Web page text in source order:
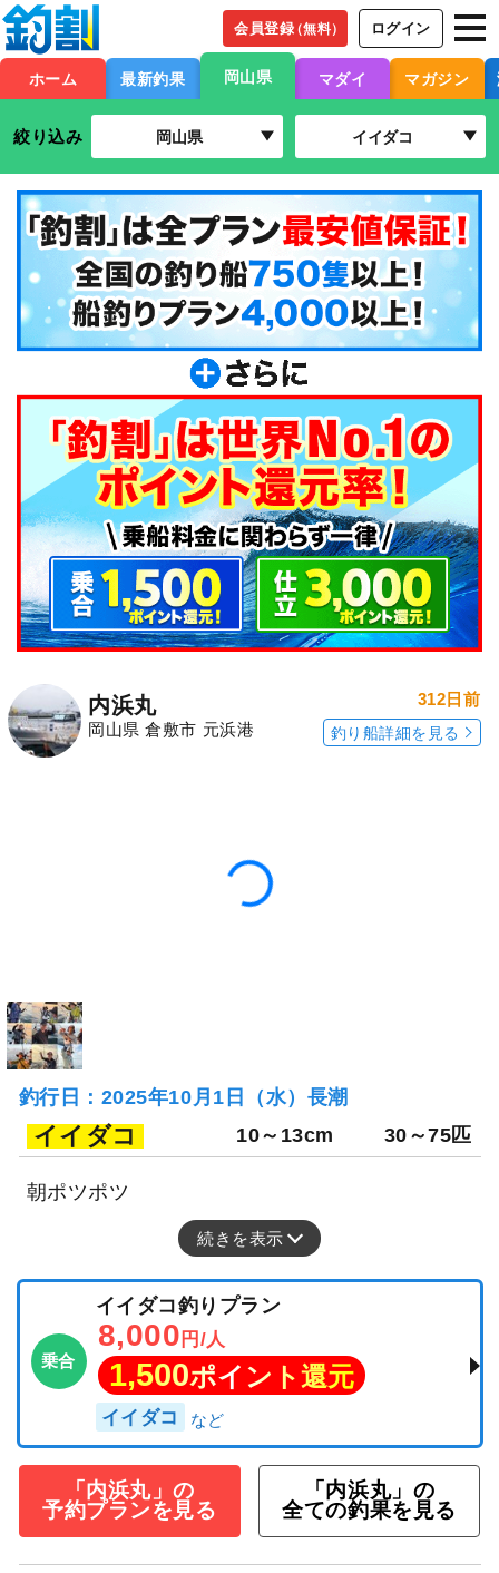
会員登録（無料） ログイン
ホーム 最新釣果 岡山県 マダイ マガジン
絞り込み 岡山県 イイダコ
内浜丸
岡山県 倉敷市 元浜港
312日前
釣り船詳細を見る
釣行日：2025年10月1日（水）長潮
イイダコ 10～13cm 30～75匹
朝ポツポツ
続きを表示
乗合
イイダコ釣りプラン
8,000 円/人
1,500ポイント還元
イイダコ
「内浜丸」の
予約プランを見る
「内浜丸」の
全ての釣果を見る